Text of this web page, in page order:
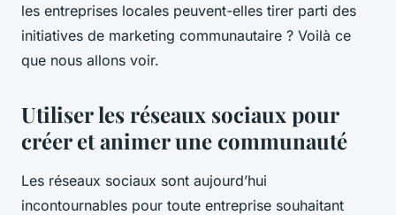
les entreprises locales peuvent-elles tirer parti des
initiatives de marketing communautaire ? Voilà ce
que nous allons voir.
Utiliser les réseaux sociaux pour
créer et animer une communauté
Les réseaux sociaux sont aujourd’hui
incontournables pour toute entreprise souhaitant